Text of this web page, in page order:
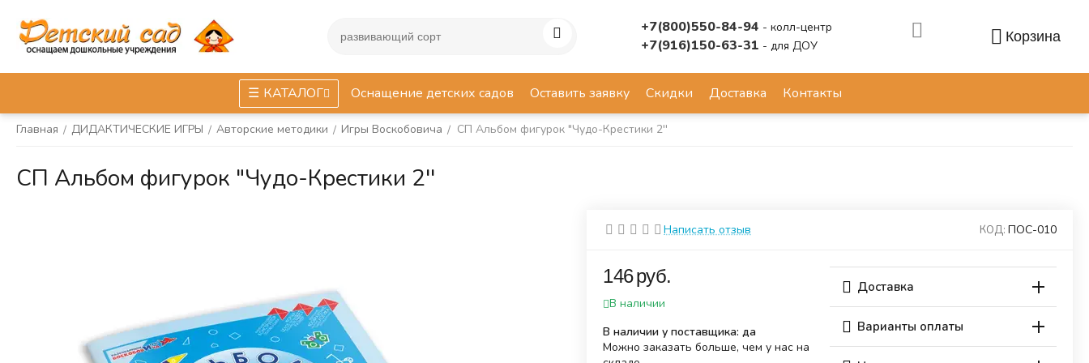
+7(800)550-84-94 - колл-центр
+7(916)150-63-31 - для ДОУ
Корзина
КАТАЛОГ Оснащение детских садов Оставить заявку Скидки Доставка Контакты
Главная / ДИДАКТИЧЕСКИЕ ИГРЫ / Авторские методики / Игры Воскобовича / СП Альбом фигурок "Чудо-Крестики 2''
СП Альбом фигурок "Чудо-Крестики 2''
Написать отзыв КОД: ПОС-010
‍146‍руб.
В наличии
В наличии у поставщика: да
Можно заказать больше, чем у нас на
Доставка
Варианты оплаты